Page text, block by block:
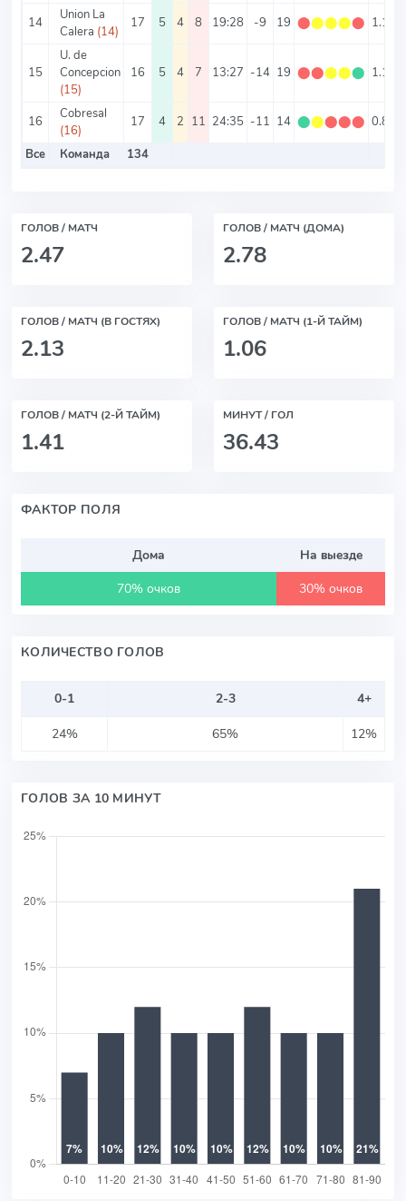
14
Union La
Calera (14)
17 5 4 8 19:28 -9 19 ⬤⬤⬤⬤⬤ 1.12
15
U. de
Concepcion
(15)
16 5 4 7 13:27 -14 19 ⬤⬤⬤⬤⬤ 1.19
16
Cobresal
(16)
17 4 2 11 24:35 -11 14 ⬤⬤⬤⬤⬤ 0.82
Все
Команда 134
ГОЛОВ / МАТЧ
2.47
ГОЛОВ / МАТЧ (ДОМА)
2.78
ГОЛОВ / МАТЧ (В ГОСТЯХ)
2.13
ГОЛОВ / МАТЧ (1-Й ТАЙМ)
1.06
ГОЛОВ / МАТЧ (2-Й ТАЙМ)
1.41
МИНУТ / ГОЛ
36.43
ФАКТОР ПОЛЯ
Дома
На выезде
70% очков
30% очков
КОЛИЧЕСТВО ГОЛОВ
0-1 2-3
4+
24%
65% 12%
ГОЛОВ ЗА 10 МИНУТ